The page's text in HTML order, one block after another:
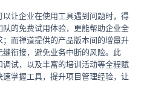
让企业在使用工具遇到问题时，得
的免费试用体验，更能帮助企业全
而禅道提供的产品版本间的增量升
衔接，避免业务中断的风险。此
试，以及丰富的培训活动等全程赋
掌握工具，提升项目管理经验，让